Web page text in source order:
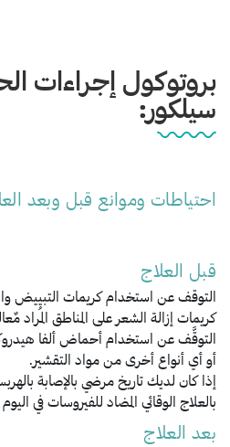
بروتوكول إجراءات
سيلكور:
احتياطات وموانع قبل وبعد
قبل العلاج
التوقف عن استخدام كريمات التبييض
كريمات إزالة الشعر على المناطق المُراد
أو أي أنواع أخرى من مواد التقشير.
إذا كان لديك تاريخ مرضي بالإصابة
بالعلاج الوقائي المضاد للفيروسات في
بعد العلاج